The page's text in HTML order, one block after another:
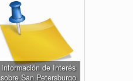
Información de Interés
sobre San Petersburgo